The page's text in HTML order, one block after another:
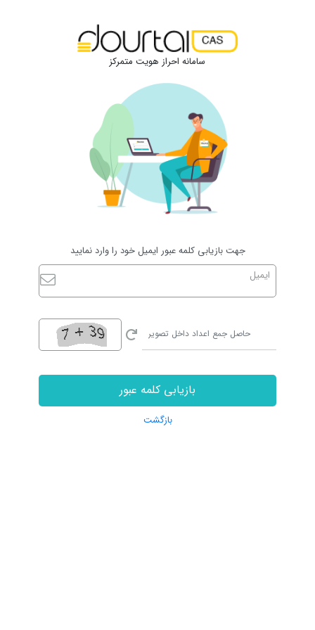
جهت بازیابی کلمه عبور ایمیل خود را وارد نمایید
ایمیل
بازیابی کلمه عبور
بازگشت
سامانه احراز هویت متمرکز